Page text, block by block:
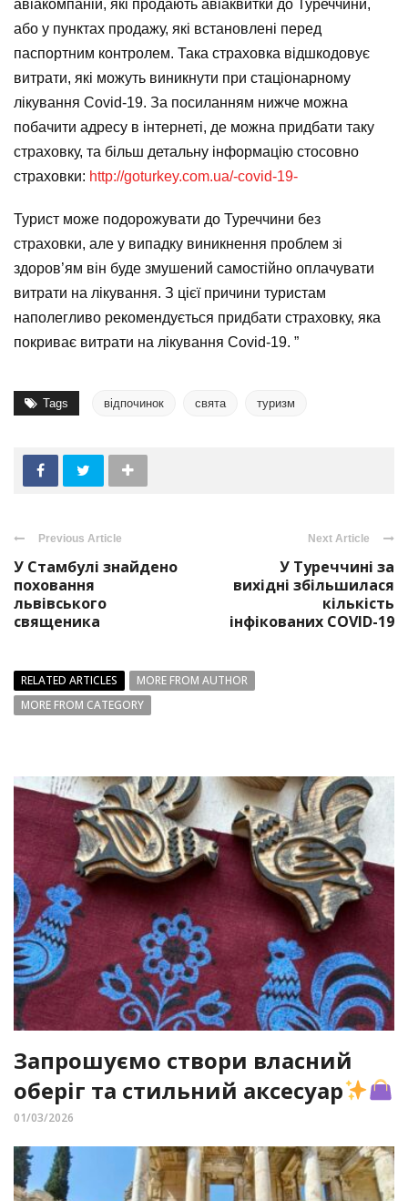
авіакомпаній, які продають авіаквитки до Туреччини,
або у пунктах продажу, які встановлені перед
паспортним контролем. Така страховка відшкодовує
витрати, які можуть виникнути при стаціонарному
лікування Covid-19. За посиланням нижче можна
побачити адресу в інтернеті, де можна придбати таку
страховку, та більш детальну інформацію стосовно
страховки: http://goturkey.com.ua/-covid-19-
Турист може подорожувати до Туреччини без
страховки, але у випадку виникнення проблем зі
здоров’ям він буде змушений самостійно оплачувати
витрати на лікування. З цієї причини туристам
наполегливо рекомендується придбати страховку, яка
покриває витрати на лікування Covid-19. ”
Tags відпочинок свята туризм
Previous Article
У Стамбулі знайдено
поховання
львівського
священика
Next Article
У Туреччині за
вихідні збільшилася
кількість
інфікованих COVID-19
RELATED ARTICLES
MORE FROM AUTHOR
MORE FROM CATEGORY
Запрошуємо створи власний
оберіг та стильний аксесуар
01/03/2026